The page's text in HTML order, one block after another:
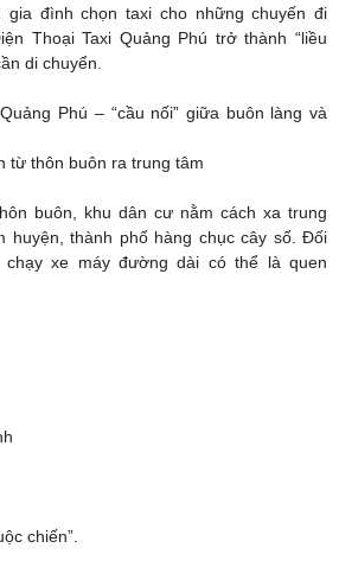
gia đình chọn taxi cho những chuyến đi
Thoại Taxi Quảng Phú trở thành “liều
di chuyển.
Phú – “cầu nối” giữa buôn làng và
từ thôn buôn ra trung tâm
buôn, khu dân cư nằm cách xa trung
huyện, thành phố hàng chục cây số. Đối
xe máy đường dài có thể là quen
chiến”.